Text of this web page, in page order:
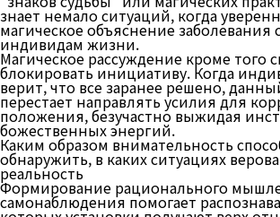
знает немало ситуаций, когда
магическое объяснение заболевания
индивидам жизни.
Магическое рассуждение кроме того
блокировать инициативу. Когда
верит, что все заранее решено,
перестает направлять усилия для
положения, безучастно выжидая
божественных энергий.
Каким образом внимательность
обнаружить, в каких ситуациях
реальность
Формирование рационального
самонаблюдения помогает